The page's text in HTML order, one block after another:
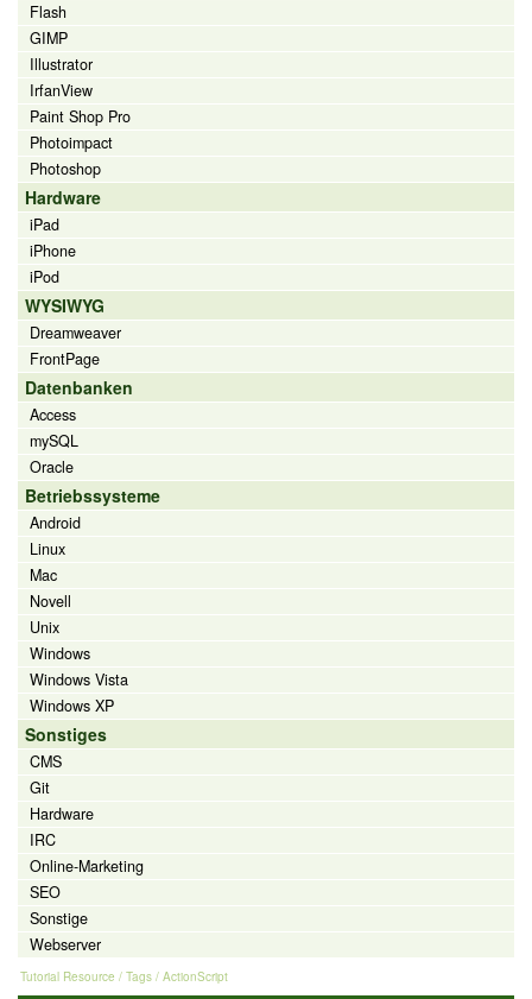
Flash
GIMP
Illustrator
IrfanView
Paint Shop Pro
Photoimpact
Photoshop
Hardware
iPad
iPhone
iPod
WYSIWYG
Dreamweaver
FrontPage
Datenbanken
Access
mySQL
Oracle
Betriebssysteme
Android
Linux
Mac
Novell
Unix
Windows
Windows Vista
Windows XP
Sonstiges
CMS
Git
Hardware
IRC
Online-Marketing
SEO
Sonstige
Webserver
Tutorial Resource / Tags / ActionScript